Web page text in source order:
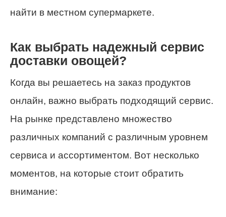
найти в местном супермаркете.
Как выбрать надежный сервис
доставки овощей?
Когда вы решаетесь на заказ продуктов
онлайн, важно выбрать подходящий сервис.
На рынке представлено множество
различных компаний с различным уровнем
сервиса и ассортиментом. Вот несколько
моментов, на которые стоит обратить
внимание: